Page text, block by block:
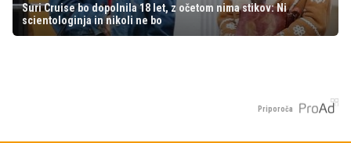
Suri Cruise bo dopolnila 18 let, z očetom nima stikov: Ni
scientologinja in nikoli ne bo
Priporoča